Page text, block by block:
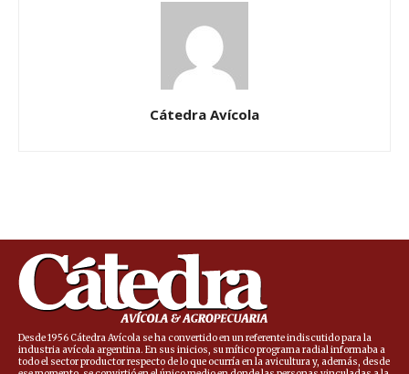
Cátedra Avícola
Desde 1956 Cátedra Avícola se ha convertido en un referente indiscutido para la
industria avícola argentina. En sus inicios, su mítico programa radial informaba a
todo el sector productor respecto de lo que ocurría en la avicultura y, además, desde